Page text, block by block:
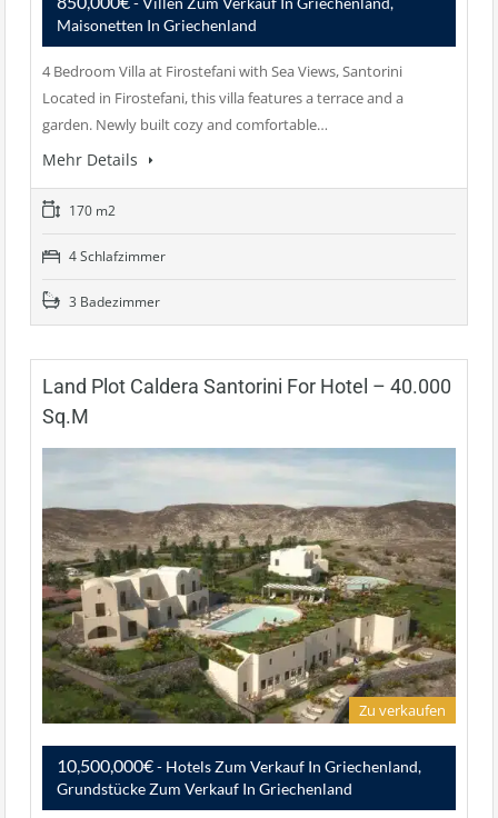
Maisonetten In Griechenland
4 Bedroom Villa at Firostefani with Sea Views, Santorini
Located in Firostefani, this villa features a terrace and a
garden. Newly built cozy and comfortable…
Mehr Details
170 m2
4 Schlafzimmer
3 Badezimmer
Land Plot Caldera Santorini For Hotel – 40.000
Sq.m
Zu verkaufen
10,500,000€- Hotels Zum Verkauf In Griechenland,
Grundstücke Zum Verkauf In Griechenland